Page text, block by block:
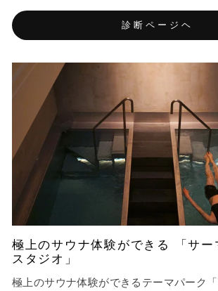
診断ページヘ
極上のサウナ体験ができる 「サー
スタジオ」
極上のサウナ体験ができるテーマパーク